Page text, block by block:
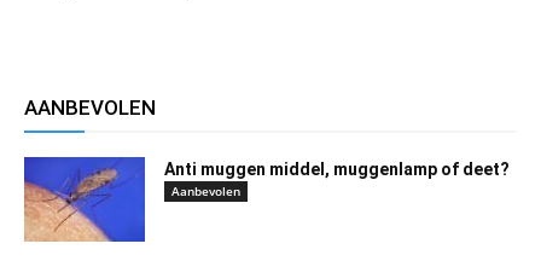
AANBEVOLEN
Anti muggen middel, muggenlamp of deet?
Aanbevolen